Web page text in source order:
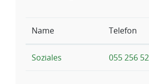
Name Telefon
Soziales 055 256